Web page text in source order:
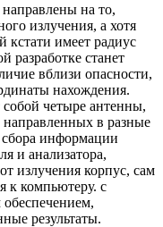
направлены на то,
о излучения, а хотя
кстати имеет радиус
разработке станет
вблизи опасности,
нахождения.
четыре антенны,
в разные
информации
и анализатора,
излучения корпус, сам
к компьютеру. с
результаты.